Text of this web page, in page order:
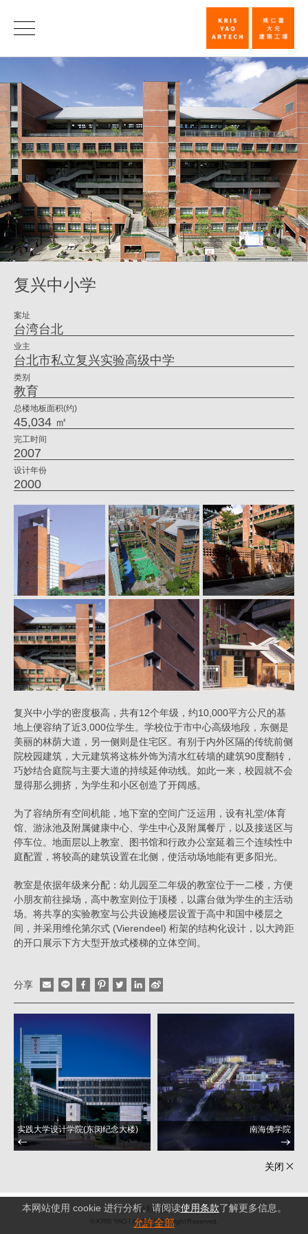
本网站使用 cookie 进行分析。请阅读使用条款了解更多信息。
允許全部
复
兴
中
小
学
_
教
育
_
类
别
｜
建
场
复兴中小学
案址
台湾台北
业主
台北市私立复兴实验高级中学
类别
教育
总楼地板面积(约)
45,034 ㎡
完工时间
2007
设计年份
2000
复兴中小学的密度极高，共有12个年级，约10,000平方公尺的基
地上便容纳了近3,000位学生。学校位于市中心高级地段，东侧是
美丽的林荫大道，另一侧则是住宅区。有别于内外区隔的传统前侧
院校园建筑，大元建筑将这栋外饰为清水红砖墙的建筑90度翻转，
巧妙结合庭院与主要大道的持续延伸动线。如此一来，校园就不会
显得那么拥挤，为学生和小区创造了开阔感。
为了容纳所有空间机能，地下室的空间广泛运用，设有礼堂/体育
馆、游泳池及附属健康中心、学生中心及附属餐厅，以及接送区与
停车位。地面层以上教室、图书馆和行政办公室延着三个连续性中
庭配置，将较高的建筑设置在北侧，使活动场地能有更多阳光。
教室是依据年级来分配：幼儿园至二年级的教室位于一二楼，方便
小朋友前往操场，高中教室则位于顶楼，以露台做为学生的主活动
场。将共享的实验教室与公共设施楼层设置于高中和国中楼层之
间，并采用维伦第尔式 (Vierendeel) 桁架的结构化设计，以大跨距
的开口展示下方大型开放式楼梯的立体空间。
分享
实践大学设计学院(东闵纪念大楼) 南海佛学院
关闭
隐私政策
© KRIS YAO ARTECH All Right Reserved.